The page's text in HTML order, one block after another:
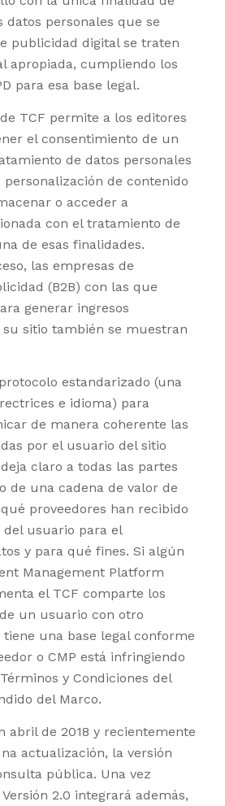
personales que se
publicidad digital se traten
apropiada, cumpliendo los
para esa base legal.
TCF permite a los editores
el consentimiento de un
de datos personales
de contenido
o acceder a
con el tratamiento de
de esas finalidades.
las empresas de
(B2B) con las que
generar ingresos
sitio también se muestran
estandarizado (una
e idioma) para
de manera coherente las
por el usuario del sitio
claro a todas las partes
de una cadena de valor de
proveedores han recibido
usuario para el
y para qué fines. Si algún
Management Platform
el TCF comparte los
un usuario con otro
una base legal conforme
o CMP está infringiendo
y Condiciones del
del Marco.
abril de 2018 y recientemente
actualización, la versión
pública. Una vez
2.0 integrará además,